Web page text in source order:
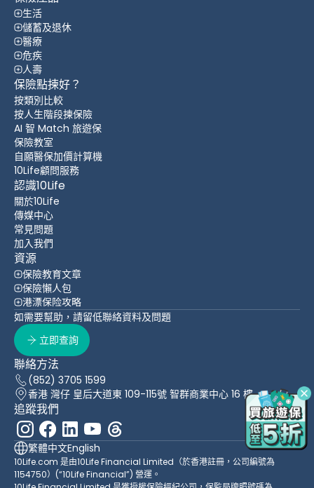
生活
儲蓄及退休
醫療
危疾
人壽
保險點揀好？
按類別比較
按人生階段揀保險
AI 智 Match 旅遊保
保險教室
自願醫保加價計算機
10Life顧問服務
認識10Life
關於10Life
傳媒中心
常見問題
加入我們
資源
保險教育文章
保險懶人包
港漂保险攻略
如需要幫助，請留低聯絡資料及問題
立即查詢
聯絡方法
(852) 3705 1599
香港 灣仔 皇后大道東 109-115號 智群商業中心 16 樓
追蹤我們
繁體中文English
10Life.com 是由10Life Financial Limited（於香港註冊，公司編號為
1154750）(“10Life Financial”) 營運。